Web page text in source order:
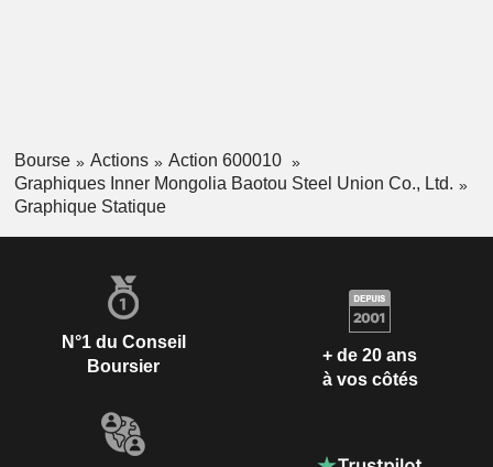
Bourse Actions
Action 600010
Graphiques Inner Mongolia Baotou Steel Union Co., Ltd.
Graphique Statique
N°1 du Conseil
Boursier
+ de 20 ans
à vos côtés